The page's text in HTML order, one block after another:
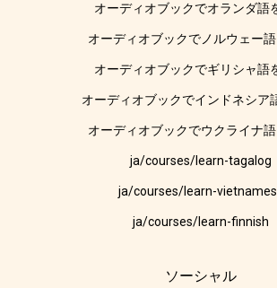
オーディオブックでオランダ語
オーディオブックでノルウェー
オーディオブックでギリシャ語
オーディオブックでインドネシア
オーディオブックでウクライナ
ja/courses/learn-tagalog
ja/courses/learn-
ja/courses/learn-finnish
ソーシャル